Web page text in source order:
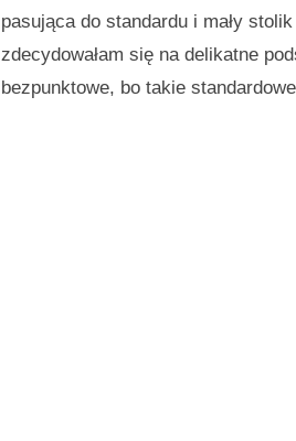
pasująca do standardu i mały
zdecydowałam się na delikatne
bezpunktowe, bo takie